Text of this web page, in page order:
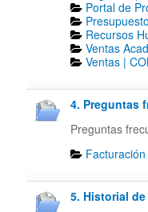
Portal de
Recursos
Ventas
Ventas |
4. Preguntas
Preguntas
5. Historial de